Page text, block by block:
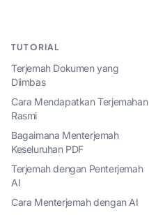
TUTORIAL
Terjemah Dokumen yang
Diimbas
Cara Mendapatkan Terjemahan
Rasmi
Bagaimana Menterjemah
Keseluruhan PDF
Terjemah dengan Penterjemah
AI
Cara Menterjemah dengan AI